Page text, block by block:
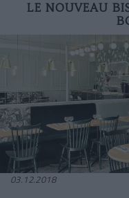
LE NOUVEAU
03.12.2018